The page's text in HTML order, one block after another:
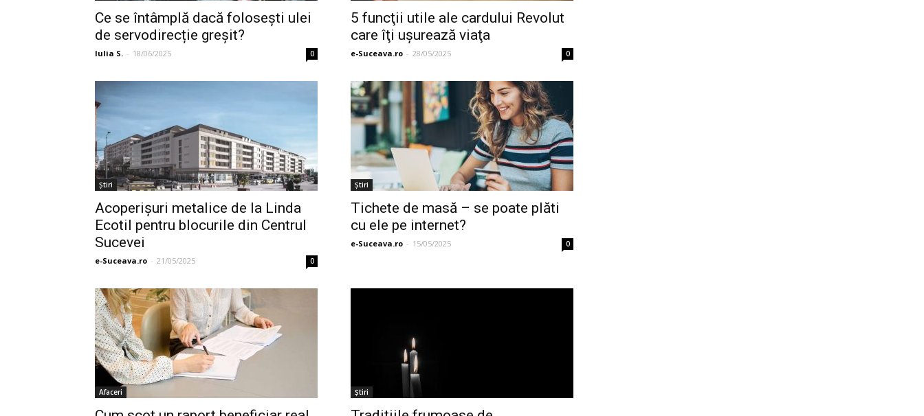
Ce se întâmplă dacă folosești ulei
de servodirecție greșit?
Iulia S. - 18/06/2025 0
5 funcţii utile ale cardului Revolut
care îţi uşurează viaţa
e-Suceava.ro - 28/05/2025 0
Ştiri
Acoperişuri metalice de la Linda
Ecotil pentru blocurile din Centrul
Sucevei
e-Suceava.ro - 21/05/2025 0
Ştiri
Tichete de masă – se poate plăti
cu ele pe internet?
e-Suceava.ro - 15/05/2025 0
Afaceri Ştiri